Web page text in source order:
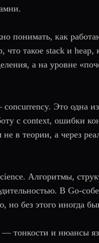
как
что такое stack и
а на уровне
Это одна
с context, ошибки
в теории, а через
Алгоритмы,
В Go-
но без этого иногда
тонкости и нюансы